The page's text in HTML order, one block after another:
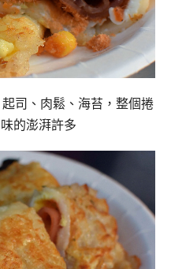
司、肉鬆、海苔， 整個捲
的澎湃許多